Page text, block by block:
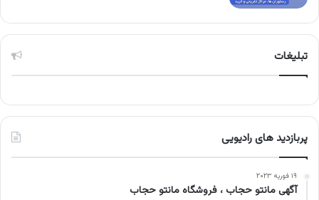
تبلیغات
پربازدید های رادیویی
۱۹ فوریه ۲۰۲۳
آگهی مانتو حجاب ، فروشگاه مانتو حجاب